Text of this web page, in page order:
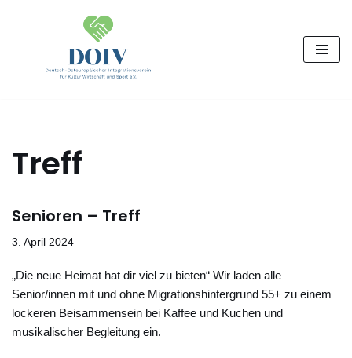
Treff
Senioren – Treff
3. April 2024
„Die neue Heimat hat dir viel zu bieten“ Wir laden alle
Senior/innen mit und ohne Migrationshintergrund 55+ zu einem
lockeren Beisammensein bei Kaffee und Kuchen und
musikalischer Begleitung ein.